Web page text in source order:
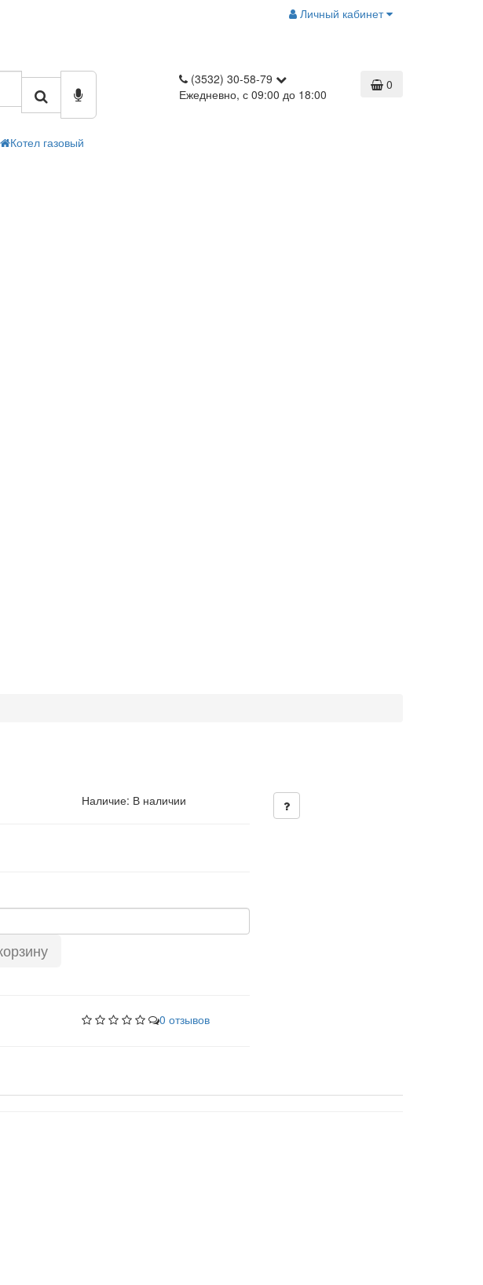
Личный кабинет
(3532) 30-58-79
Ежедневно, с 09:00 до 18:00
0
Котел газовый
Наличие: В наличии
0 отзывов